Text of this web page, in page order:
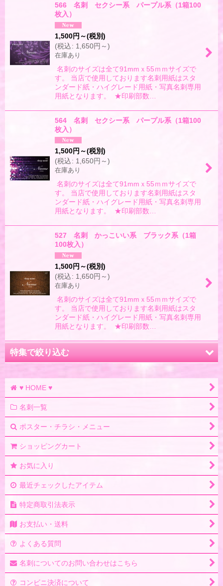
566 名刺 セクシー系 パープル系（1箱100
枚入）
1,500円 ～(税別)
(税込: 1,650円 ～)
在庫あり
名刺のサイズは全て91mmｘ55ｍｍサイズで
す。 当店で使用しております名刺用紙はスタ
ンダード紙・ハイグレード用紙・写真名刺専用
用紙となります。 ★印刷部数…
564 名刺 セクシー系 パープル系（1箱100
枚入）
1,500円 ～(税別)
(税込: 1,650円 ～)
在庫あり
名刺のサイズは全て91mmｘ55ｍｍサイズで
す。 当店で使用しております名刺用紙はスタ
ンダード紙・ハイグレード用紙・写真名刺専用
用紙となります。 ★印刷部数…
527 名刺 かっこいい系 ブラック系（1箱
100枚入）
1,500円 ～(税別)
(税込: 1,650円 ～)
在庫あり
名刺のサイズは全て91mmｘ55ｍｍサイズで
す。 当店で使用しております名刺用紙はスタ
ンダード紙・ハイグレード用紙・写真名刺専用
用紙となります。 ★印刷部数…
特集で絞り込む
ピンク系
ホワイト系
レッド系
イエロー系
グリーン系
パープル系
ブラック系
ブルー系
モノクロ(白黒)名刺
♥ HOME ♥
名刺一覧
ポスター・チラシ・メニュー
ショッピングカート
お気に入り
最近チェックしたアイテム
特定商取引法表示
お支払い・送料
よくある質問
名刺についてのお問い合わせはこちら
コンビニ決済について